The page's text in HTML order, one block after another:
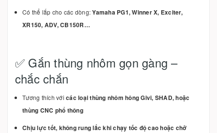
Có thể lắp cho các dòng:Yamaha PG1, Winner X, Exciter,
XR150, ADV, CB150R…
✅ Gắn thùng nhôm gọn gàng –
chắc chắn
Tương thích với các loại thùng nhôm hông Givi, SHAD, hoặc
thùng CNC phổ thông
Chịu lực tốt, không rung lắc khi chạy tốc độ cao hoặc chở